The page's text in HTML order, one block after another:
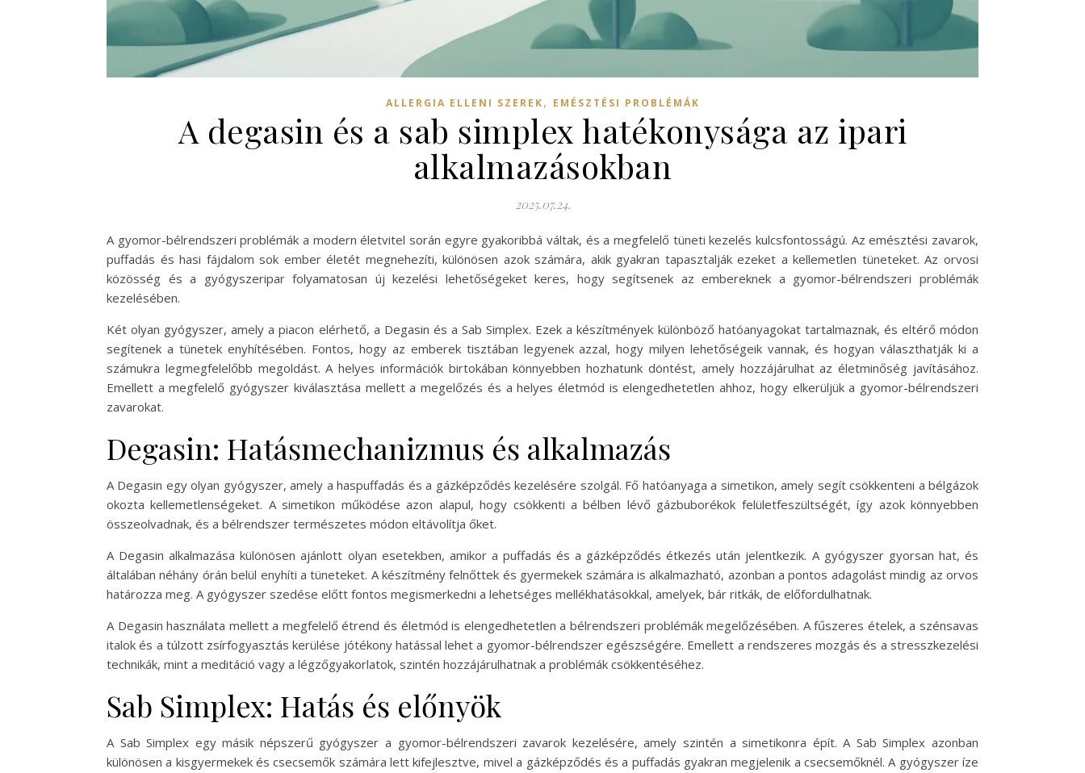
ALLERGIA ELLENI SZEREK, EMÉSZTÉSI PROBLÉMÁK
A degasin és a sab simplex hatékonysága az ipari
alkalmazásokban
2025.07.24.
A gyomor-bélrendszeri problémák a modern életvitel során egyre gyakoribbá váltak, és a megfelelő tüneti kezelés kulcsfontosságú. Az emésztési zavarok,
puffadás és hasi fájdalom sok ember életét megnehezíti, különösen azok számára, akik gyakran tapasztalják ezeket a kellemetlen tüneteket. Az orvosi
közösség és a gyógyszeripar folyamatosan új kezelési lehetőségeket keres, hogy segítsenek az embereknek a gyomor-bélrendszeri problémák
kezelésében.
Két olyan gyógyszer, amely a piacon elérhető, a Degasin és a Sab Simplex. Ezek a készítmények különböző hatóanyagokat tartalmaznak, és eltérő módon
segítenek a tünetek enyhítésében. Fontos, hogy az emberek tisztában legyenek azzal, hogy milyen lehetőségeik vannak, és hogyan választhatják ki a
számukra legmegfelelőbb megoldást. A helyes információk birtokában könnyebben hozhatunk döntést, amely hozzájárulhat az életminőség javításához.
Emellett a megfelelő gyógyszer kiválasztása mellett a megelőzés és a helyes életmód is elengedhetetlen ahhoz, hogy elkerüljük a gyomor-bélrendszeri
zavarokat.
Degasin: Hatásmechanizmus és alkalmazás
A Degasin egy olyan gyógyszer, amely a haspuffadás és a gázképződés kezelésére szolgál. Fő hatóanyaga a simetikon, amely segít csökkenteni a bélgázok
okozta kellemetlenségeket. A simetikon működése azon alapul, hogy csökkenti a bélben lévő gázbuborékok felületfeszültségét, így azok könnyebben
összeolvadnak, és a bélrendszer természetes módon eltávolítja őket.
A Degasin alkalmazása különösen ajánlott olyan esetekben, amikor a puffadás és a gázképződés étkezés után jelentkezik. A gyógyszer gyorsan hat, és
általában néhány órán belül enyhíti a tüneteket. A készítmény felnőttek és gyermekek számára is alkalmazható, azonban a pontos adagolást mindig az orvos
határozza meg. A gyógyszer szedése előtt fontos megismerkedni a lehetséges mellékhatásokkal, amelyek, bár ritkák, de előfordulhatnak.
A Degasin használata mellett a megfelelő étrend és életmód is elengedhetetlen a bélrendszeri problémák megelőzésében. A fűszeres ételek, a szénsavas
italok és a túlzott zsírfogyasztás kerülése jótékony hatással lehet a gyomor-bélrendszer egészségére. Emellett a rendszeres mozgás és a stresszkezelési
technikák, mint a meditáció vagy a légzőgyakorlatok, szintén hozzájárulhatnak a problémák csökkentéséhez.
Sab Simplex: Hatás és előnyök
A Sab Simplex egy másik népszerű gyógyszer a gyomor-bélrendszeri zavarok kezelésére, amely szintén a simetikonra épít. A Sab Simplex azonban
különösen a kisgyermekek és csecsemők számára lett kifejlesztve, mivel a gázképződés és a puffadás gyakran megjelenik a csecsemőknél. A gyógyszer íze